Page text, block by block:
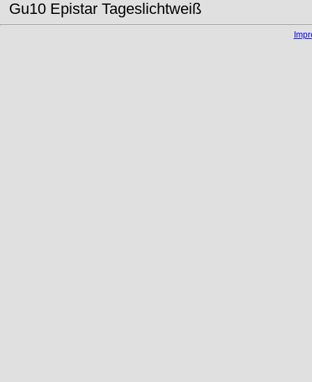
Gu10 Epistar Tageslichtweiß